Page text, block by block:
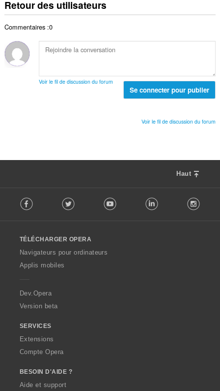
Retour des utilisateurs
Commentaires :0
Voir le fil de discussion du forum
Se connecter pour publier
Voir le fil de discussion du forum
Haut
o
w
O
p
a
Facebook Twitter Youtube LinkedIn
TÉLÉCHARGER OPERA
Navigateurs pour ordinateurs
Applis mobiles
Dev.Opera
Version beta
SERVICES
Extensions
Compte Opera
BESOIN D'AIDE ?
Aide et support